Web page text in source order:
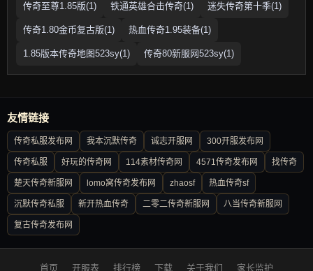
传奇至尊1.85版(1) 铁通英雄合击传奇(1) 迷失传奇第十季(1)
传奇1.80金币复古版(1) 热血传奇1.95装备(1)
1.85版本传奇地图523sy(1) 传奇80新服网523sy(1)
友情链接
传奇私服发布网 我本沉默传奇 诚志开服网 300开服发布网
传奇私服 好玩的传奇网 114素材传奇网 4571传奇发布网 找传奇
楚天传奇新服网 lomo窝传奇发布网 zhaosf 热血传奇sf
沉默传奇私服 新开热血传奇 二零二传奇新服网 八当传奇新服网
复古传奇发布网
首页 开服表 排行榜 下载 关于我们 家长监护